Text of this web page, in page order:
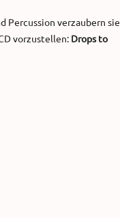
Percussion verzaubern sie
vorzustellen: Drops to